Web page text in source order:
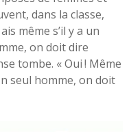
dans la classe,
même s’il y a un
on doit dire
tombe. « Oui ! Même
seul homme, on doit